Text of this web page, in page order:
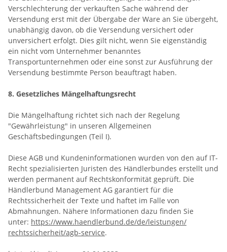
Verschlechterung der verkauften Sache während der
Versendung erst mit der Übergabe der Ware an Sie übergeht,
unabhängig davon, ob die Versendung versichert oder
unversichert erfolgt. Dies gilt nicht, wenn Sie eigenständig
ein nicht vom Unternehmer benanntes
Transportunternehmen oder eine sonst zur Ausführung der
Versendung bestimmte Person beauftragt haben.
8. Gesetzliches Mängelhaftungsrecht
Die Mängelhaftung richtet sich nach der Regelung
"Gewährleistung" in unseren Allgemeinen
Geschäftsbedingungen (Teil I).
Diese AGB und Kundeninformationen wurden von den auf IT-
Recht spezialisierten Juristen des Händlerbundes erstellt und
werden permanent auf Rechtskonformität geprüft. Die
Händlerbund Management AG garantiert für die
Rechtssicherheit der Texte und haftet im Falle von
Abmahnungen. Nähere Informationen dazu finden Sie
unter: https://www.haendlerbund.de/de/leistungen/
rechtssicherheit/agb-service.